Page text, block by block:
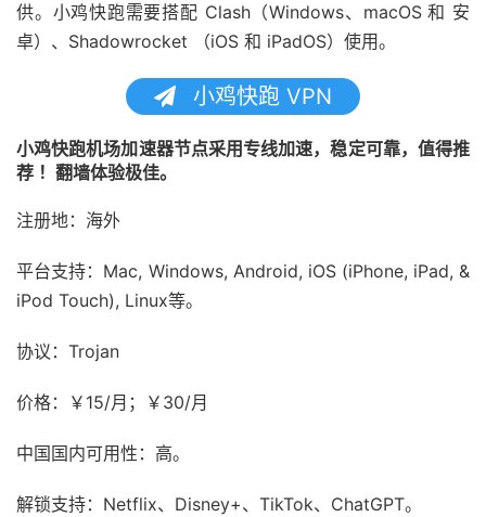
供。小鸡快跑需要搭配 Clash（Windows、macOS 和 安
卓）、Shadowrocket （iOS 和 iPadOS）使用。
小鸡快跑 VPN
小鸡快跑机场加速器节点采用专线加速，稳定可靠，值得推
荐 ！翻墙体验极佳。
注册地：海外
平台支持：Mac, Windows, Android, iOS (iPhone, iPad, &
iPod Touch), Linux等。
协议：Trojan
价格：￥15/月；￥30/月
中国国内可用性：高。
解锁支持：Netflix、Disney+、TikTok、ChatGPT。